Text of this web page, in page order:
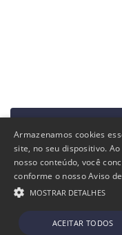
Reuniões
Mapa do site
Armazenamos cookies
site, no seu dispositivo.
nosso conteúdo, você
conforme o nosso Aviso
MOSTRAR DETALHES
ACEITAR TODOS